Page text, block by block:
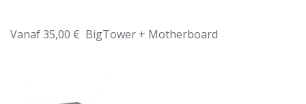
Vanaf 35,00 € BigTower + Motherboard